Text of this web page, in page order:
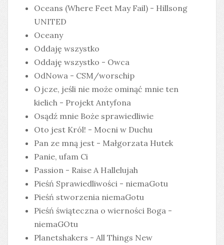
Oceans (Where Feet May Fail) - Hillsong
UNITED
Oceany
Oddaję wszystko
Oddaję wszystko - Owca
OdNowa - CSM/worschip
Ojcze, jeśli nie może ominąć mnie ten
kielich - Projekt Antyfona
Osądź mnie Boże sprawiedliwie
Oto jest Król! - Mocni w Duchu
Pan ze mną jest - Małgorzata Hutek
Panie, ufam Ci
Passion - Raise A Hallelujah
Pieśń Sprawiedliwości - niemaGotu
Pieśń stworzenia niemaGotu
Pieśń świąteczna o wierności Boga -
niemaGOtu
Planetshakers - All Things New